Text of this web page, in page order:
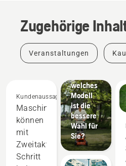
Zugehörige
Veranstaltungen
Kundenaussagen
Maschinen
können
mit
Zweitaktgeräten
Schritt
im
Vergleich
zu
Benzin-
Rasenmähern
welches
Modell
ist die
bessere
Wahl für
Sie?